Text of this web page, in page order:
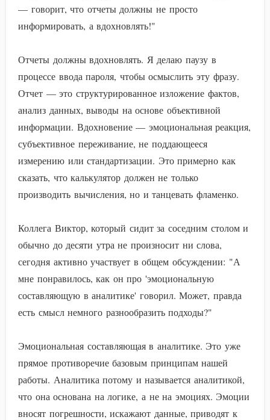
— говорит, что отчеты должны не просто
информировать, а вдохновлять!"
Отчеты должны вдохновлять. Я делаю паузу в
процессе ввода пароля, чтобы осмыслить эту фразу.
Отчет — это структурированное изложение фактов,
анализ данных, выводы на основе объективной
информации. Вдохновение — эмоциональная реакция,
субъективное переживание, не поддающееся
измерению или стандартизации. Это примерно как
сказать, что калькулятор должен не только
производить вычисления, но и танцевать фламенко.
Коллега Виктор, который сидит за соседним столом и
обычно до десяти утра не произносит ни слова,
сегодня активно участвует в общем обсуждении: "А
мне понравилось, как он про 'эмоциональную
составляющую в аналитике' говорил. Может, правда
есть смысл немного разнообразить подходы?"
Эмоциональная составляющая в аналитике. Это уже
прямое противоречие базовым принципам нашей
работы. Аналитика потому и называется аналитикой,
что она основана на логике, а не на эмоциях. Эмоции
вносят погрешности, искажают данные, приводят к